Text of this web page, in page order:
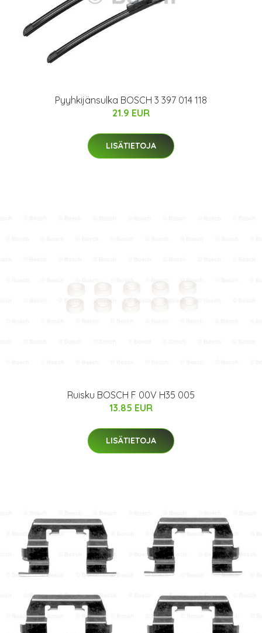
Pyyhkijänsulka BOSCH 3 397 014 118
21.9 EUR
LISÄTIETOJA
Ruisku BOSCH F 00V H35 005
13.85 EUR
LISÄTIETOJA